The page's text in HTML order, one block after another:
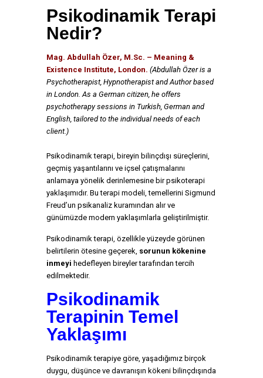
Psikodinamik Terapi
Nedir?
Mag. Abdullah Özer, M.Sc. – Meaning &
Existence Institute, London. (Abdullah Özer is a
Psychotherapist, Hypnotherapist and Author based
in London. As a German citizen, he offers
psychotherapy sessions in Turkish, German and
English, tailored to the individual needs of each
client.)
Psikodinamik terapi, bireyin bilinçdışı süreçlerini,
geçmiş yaşantılarını ve içsel çatışmalarını
anlamaya yönelik derinlemesine bir psikoterapi
yaklaşımıdır. Bu terapi modeli, temellerini Sigmund
Freud’un psikanaliz kuramından alır ve
günümüzde modern yaklaşımlarla geliştirilmiştir.
Psikodinamik terapi, özellikle yüzeyde görünen
belirtilerin ötesine geçerek, sorunun kökenine
inmeyi hedefleyen bireyler tarafından tercih
edilmektedir.
Psikodinamik
Terapinin Temel
Yaklaşımı
Psikodinamik terapiye göre, yaşadığımız birçok
duygu, düşünce ve davranışın kökeni bilinçdışında